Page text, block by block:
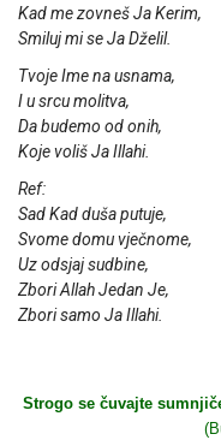
Kad me zovneš Ja Kerim,
Smiluj mi se Ja Dželil.
Tvoje Ime na usnama,
I u srcu molitva,
Da budemo od onih,
Koje voliš Ja Illahi.
Ref:
Sad Kad duša putuje,
Svome domu vječnome,
Uz odsjaj sudbine,
Zbori Allah Jedan Je,
Zbori samo Ja Illahi.
Strogo se čuvajte